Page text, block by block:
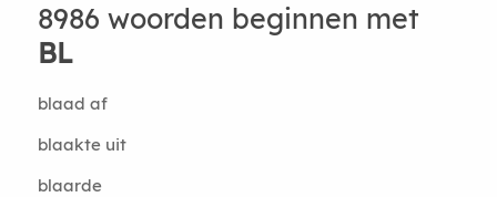
8986 woorden beginnen met
BL
blaad af
blaakte uit
blaarde